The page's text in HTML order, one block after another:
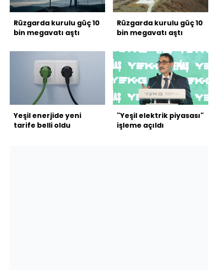
Rüzgarda kurulu güç 10
bin megavatı aştı
Rüzgarda kurulu güç 10
bin megavatı aştı
Yeşil enerjide yeni
tarife belli oldu
"Yeşil elektrik piyasası"
işleme açıldı